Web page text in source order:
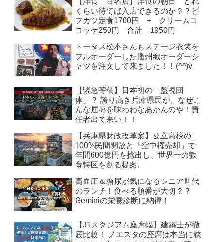
くらい待てば入店できるのか？？ビ
フカツ定食1700円 + クリームコ
ロッケ250円 合計 1950円
トータス松本さんもステージ衣装を
フルオーダーした播州織オーダーシ
ャツを注文して来ました！！(^^)v
【緊急寄稿】日本初の「監視団
体」？ 誇り高き兵庫県民が、なぜこ
んな屈辱を味わわなあかんのや！責
任者出て来い！！
【兵庫県財政改革案】公立高校の
100%民間開放と「空中権売却」で
年間600億円を捻出し、世界一の教
育特区を創る提案。
高血圧＆糖尿が気になるシニア世代
のランチ！食べる順番が大切？？
Geminiの栄養診断に納得！
【J1スタジアム座席幅】建築士が徹
底比較！ ノエスタの座席は本当に狭